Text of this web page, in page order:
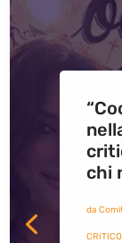
chi
da
CRITICO